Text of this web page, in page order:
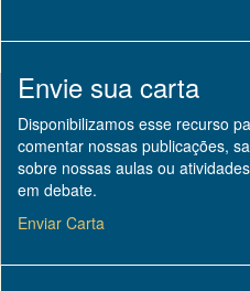
Envie sua carta
Disponibilizamos esse recurso
comentar nossas publicações,
sobre nossas aulas ou
em debate.
Enviar Carta